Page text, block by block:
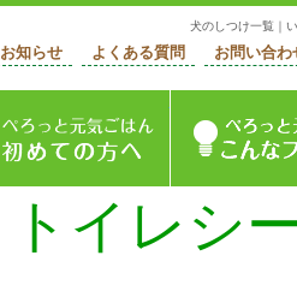
犬のしつけ一覧｜
お知らせ よくある質問 お問い合わ
トイレシ